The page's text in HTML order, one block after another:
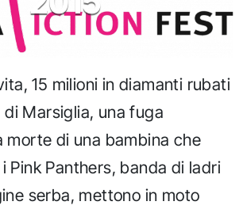
15 milioni in diamanti rubati
Marsiglia, una fuga
morte di una bambina che
Pink Panthers, banda di ladri
serba, mettono in moto